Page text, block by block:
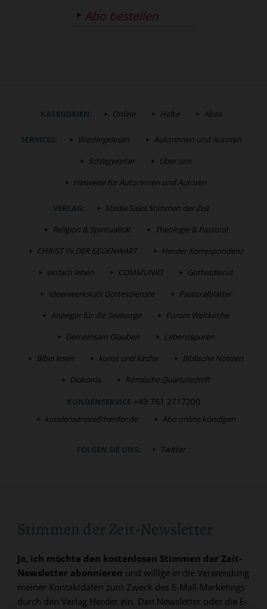
Abo bestellen
KATEGORIEN: Online Hefte Abos
SERVICES: Wiedergelesen
Autorinnen und Autoren
Schlagwörter
Über uns
Hinweise für Autorinnen und Autoren
VERLAG:
Media Sales Stimmen der Zeit
Religion & Spiritualität
Theologie & Pastoral
CHRIST IN DER GEGENWART
Herder Korrespondenz
einfach leben
COMMUNIO
Gottesdienst
Ideenwerkstatt Gottesdienste
Pastoralblätter
Anzeiger für die Seelsorge
Forum Weltkirche
Gemeinsam Glauben
Lebensspuren
Bibel lesen
kunst und kirche
Biblische Notizen
Diakonia
Römische Quartalschrift
KUNDENSERVICE +49 761 2717200
kundenservice@herder.de Abo online kündigen
FOLGEN SIE UNS: Twitter
Stimmen der Zeit-Newsletter
Ja, ich möchte den kostenlosen Stimmen der Zeit-
Newsletter abonnieren und willige in die Verwendung
meiner Kontaktdaten zum Zweck des E-Mail-Marketings
durch den Verlag Herder ein. Den Newsletter oder die E-